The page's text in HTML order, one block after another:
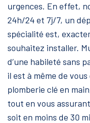
urgences. En effet,
24h/24 et 7j/7, un
spécialité est,
souhaitez installer.
d’une habileté sans
il est à même de
plomberie clé en
tout en vous
soit en moins de 30